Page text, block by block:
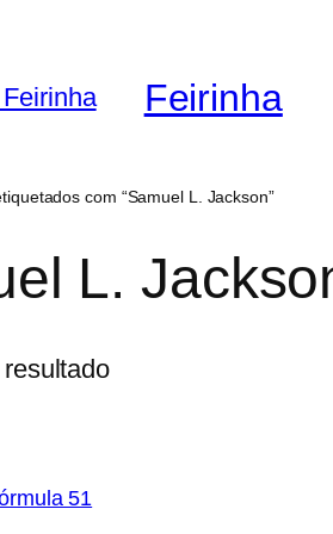
Feirinha
com “Samuel L. Jackson”
L.
51